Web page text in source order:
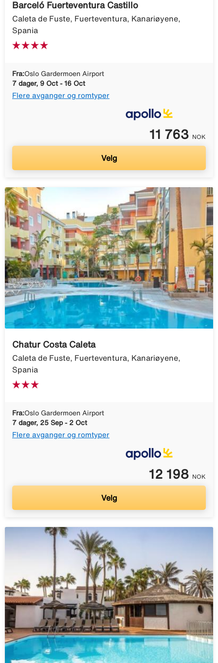
Barceló Fuerteventura Castillo
Caleta de Fuste, Fuerteventura, Kanariøyene,
Spania
Fra:Oslo Gardermoen Airport
7 dager, 9 Oct - 16 Oct
Flere avganger og romtyper
11 763 NOK
Velg
Chatur Costa Caleta
Caleta de Fuste, Fuerteventura, Kanariøyene,
Spania
Fra:Oslo Gardermoen Airport
7 dager, 25 Sep - 2 Oct
Flere avganger og romtyper
12 198 NOK
Velg